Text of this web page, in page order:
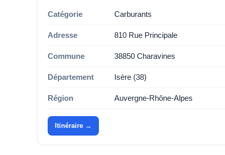
Catégorie Carburants
Adresse 810 Rue Principale
Commune 38850 Charavines
Département Isère (38)
Région Auvergne-Rhône-Alpes
Itinéraire →